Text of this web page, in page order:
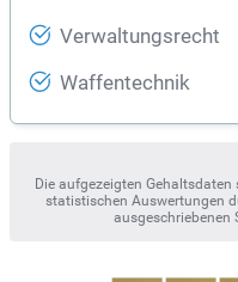
Verwaltungsrecht
Waffentechnik
Die aufgezeigten
statistischen Auswertungen
ausgeschriebenen